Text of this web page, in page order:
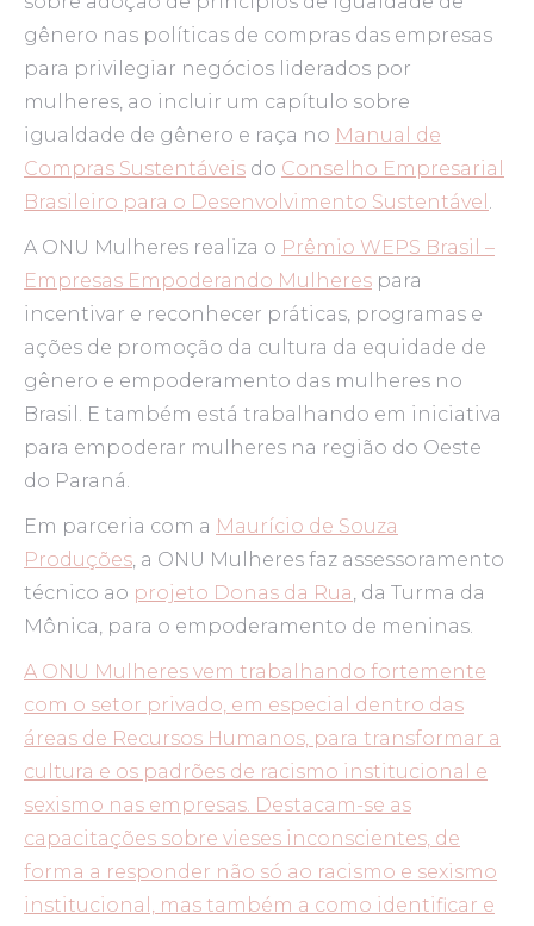
gênero nas políticas de compras das empresas
para privilegiar negócios liderados por
mulheres, ao incluir um capítulo sobre
igualdade de gênero e raça no Manual de
Compras Sustentáveis do Conselho Empresarial
Brasileiro para o Desenvolvimento Sustentável .
A ONU Mulheres realiza o Prêmio WEPS Brasil –
Empresas Empoderando Mulheres para
incentivar e reconhecer práticas, programas e
ações de promoção da cultura da equidade de
gênero e empoderamento das mulheres no
Brasil. E também está trabalhando em iniciativa
para empoderar mulheres na região do Oeste
do Paraná.
Em parceria com a Maurício de Souza
Produções, a ONU Mulheres faz assessoramento
técnico ao projeto Donas da Rua, da Turma da
Mônica, para o empoderamento de meninas.
A ONU Mulheres vem trabalhando fortemente
com o setor privado, em especial dentro das
áreas de Recursos Humanos, para transformar a
cultura e os padrões de racismo institucional e
sexismo nas empresas. Destacam-se as
capacitações sobre vieses inconscientes, de
forma a responder não só ao racismo e sexismo
institucional, mas também a como identificar e